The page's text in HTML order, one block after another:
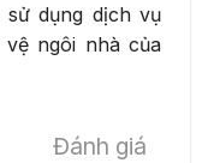
dụng dịch vụ
ngôi nhà của
Đánh giá